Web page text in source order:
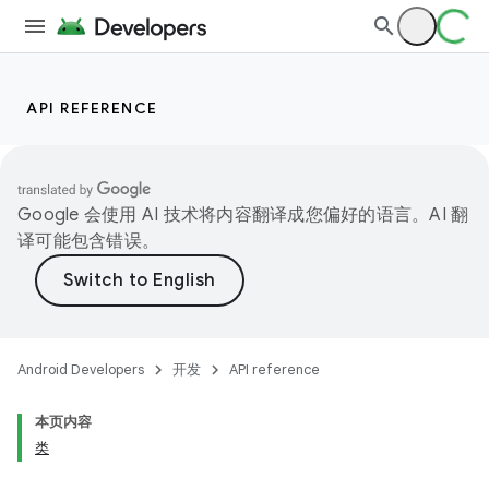
API REFERENCE
Google 会使用 AI 技术将内容翻译成您偏好的语言。AI 翻
译可能包含错误。
Android Developers 开发 API reference
本页内容
类